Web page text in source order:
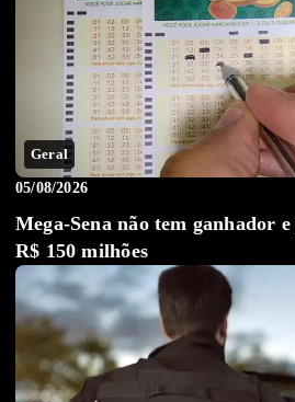
Geral
05/08/2026
Mega-Sena não tem ganhador
R$ 150 milhões